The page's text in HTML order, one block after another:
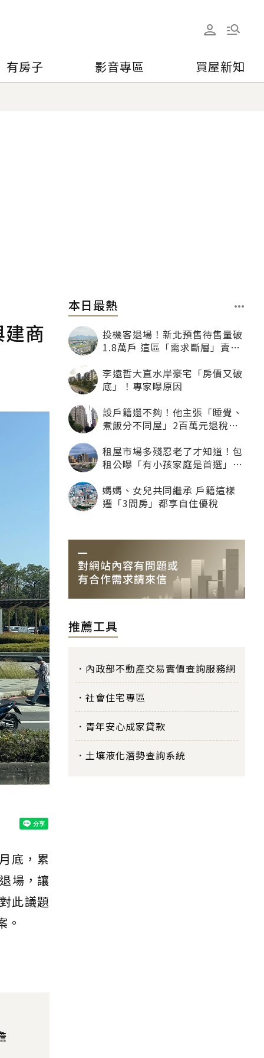
有房子 影音專區 買屋新知
商
底，累
場，讓
此議題
。
本日最熱
投機客退場！新北預售待售量破
1.8萬戶 這區「需求斷層」賣壓
李遠哲大直水岸豪宅「房價又破
底」！專家曝原因
設戶籍還不夠！他主張「睡覺、
煮飯分不同屋」2百萬元退稅照
租屋市場多殘忍老了才知道！包
租公曝「有小孩家庭是首選」：
媽媽、女兒共同繼承 戶籍這樣
遷「3間房」都享自住優稅
推薦工具
內政部不動產交易實價查詢服務網
社會住宅專區
青年安心成家貸款
土壤液化潛勢查詢系統